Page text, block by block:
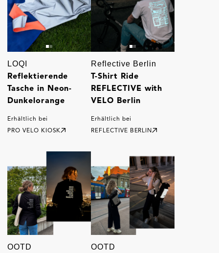
LOQI
Reflektierende
Tasche in Neon-
Dunkelorange
Erhältlich bei
PRO VELO KIOSK
Reflective Berlin
T-Shirt Ride
REFLECTIVE with
VELO Berlin
Erhältlich bei
REFLECTIVE BERLIN
OOTD OOTD